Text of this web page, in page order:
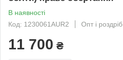
В наявності
Код: 1230061AUR2
Опт і роздріб
11 700 ₴